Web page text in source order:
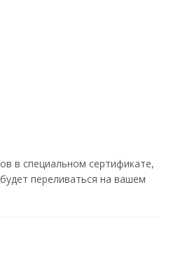
в специальном сертификате,
переливаться на вашем